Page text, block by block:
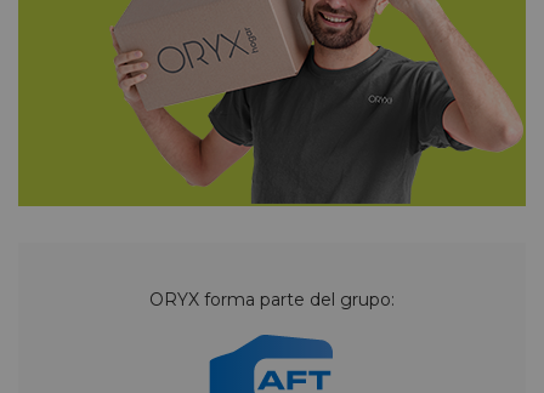
ORYX forma parte del grupo: